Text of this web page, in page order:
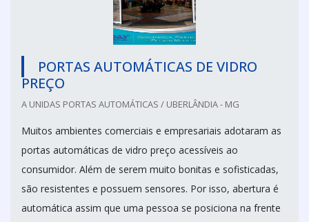
PORTAS AUTOMÁTICAS DE VIDRO
PREÇO
A UNIDAS PORTAS AUTOMÁTICAS / UBERLÂNDIA - MG
Muitos ambientes comerciais e empresariais adotaram as
portas automáticas de vidro preço acessíveis ao
consumidor. Além de serem muito bonitas e sofisticadas,
são resistentes e possuem sensores. Por isso, abertura é
automática assim que uma pessoa se posiciona na frente